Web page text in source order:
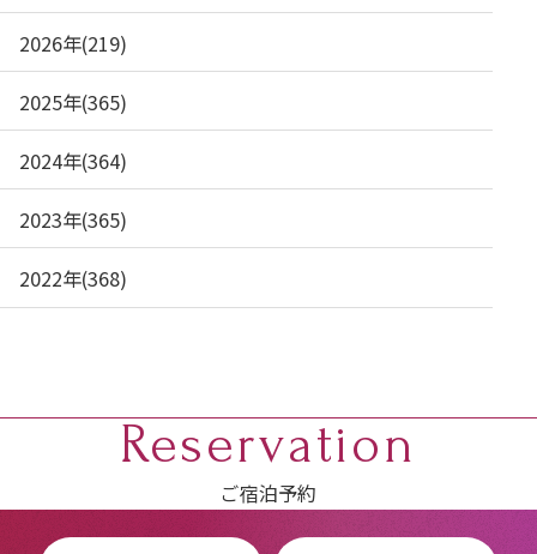
2026年(219)
2025年(365)
2024年(364)
2023年(365)
2022年(368)
Reservation
ご宿泊予約